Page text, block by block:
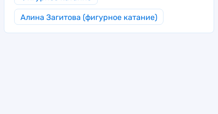
Алина Загитова (фигурное катание)